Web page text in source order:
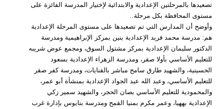
تصعيدها بالمرحلتين الإعدادية والابتدائية لإختيار المدرسة الفائزة على
مستوى المحافظة بكل مرحلة..
وأوضح أن المدارس التي تم تصعيدها على مستوى المرحلة الإعدادية
هم: مدرسة محمد فريد الإعدادية بنين بمركز الإبراهيمية ومدرسة
الدكتور سليمان الإعدادية بمركز مشتول السوق، ومجمع عوض شريبه
للتعليم الأساسي بأولا صقر، ومدرسة الزهراء الإعدادية بسعود
الحسينية، والشهيد طارق سامح مباشر بالقنايات، ومدرسة كفر صقر
للتعليم الأساسي، وعبد الله عبد الجواد الإعدادية بمنشأة أبو عمر،
والمحمودية للتعليم الأساسي بصان الحجر، والشهيد سمير زكي
الإعدادية بههيا، وعمر مكرم بمنيا القمح ومدرسة بنايوس بإدارة غرب